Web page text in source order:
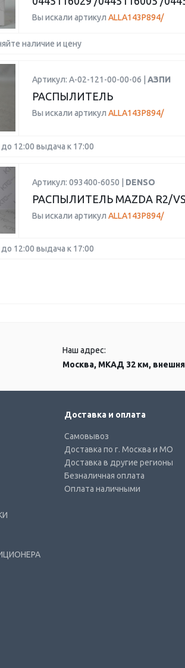
Вы искали артикул ALLA143P894/
наличие и цену
Артикул: А-02-121-00-00-06 | АЗПИ
РАСПЫЛИТЕЛЬ
Вы искали артикул ALLA143P894/
12:00 выдача к 17:00
Артикул: 093400-6050 | DENSO
РАСПЫЛИТЕЛЬ MAZDA R2/VS
Вы искали артикул ALLA143P894/
12:00 выдача к 17:00
Наш адрес:
Москва, МКАД 32 км,
Доставка и оплата
Самовывоз
Доставка по г. Москва и МО
Доставка в другие регионы
Безналичная оплата
Оплата наличными